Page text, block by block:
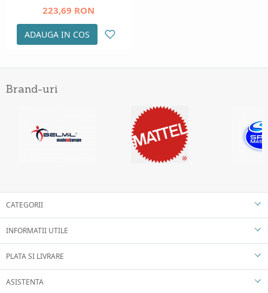
223,69 RON
ADAUGA IN COS
Brand-uri
CATEGORII
INFORMATII UTILE
PLATA SI LIVRARE
ASISTENTA